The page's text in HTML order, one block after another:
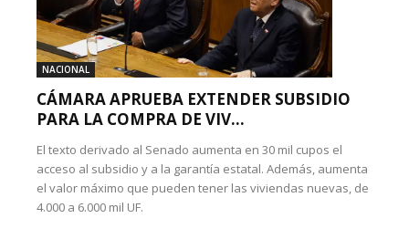
NACIONAL
CÁMARA APRUEBA EXTENDER SUBSIDIO
PARA LA COMPRA DE VIV...
El texto derivado al Senado aumenta en 30 mil cupos el
acceso al subsidio y a la garantía estatal. Además, aumenta
el valor máximo que pueden tener las viviendas nuevas, de
4.000 a 6.000 mil UF.